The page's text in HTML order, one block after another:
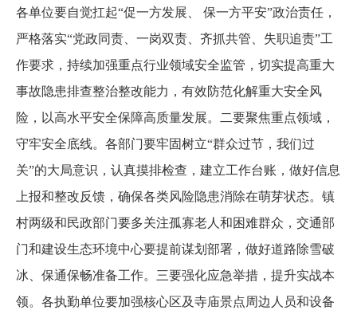
各单位要自觉扛起“促一方发展、 保一方平安”政治责任，
严格落实“党政同责、一岗双责、齐抓共管、失职追责”工
作要求，持续加强重点行业领域安全监管，切实提高重大
事故隐患排查整治整改能力，有效防范化解重大安全风
险，以高水平安全保障高质量发展。二要聚焦重点领域，
守牢安全底线。各部门要牢固树立“群众过节，我们过
关”的大局意识，认真摸排检查，建立工作台账，做好信息
上报和整改反馈，确保各类风险隐患消除在萌芽状态。镇
村两级和民政部门要多关注孤寡老人和困难群众，交通部
门和建设生态环境中心要提前谋划部署，做好道路除雪破
冰、保通保畅准备工作。三要强化应急举措，提升实战本
领。各执勤单位要加强核心区及寺庙景点周边人员和设备